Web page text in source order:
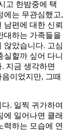
고 한밤중에 택
에는 무관심했고,
남편에 대한 신뢰
대하는 가족들을
않았습니다. 고심
할까 싶어 다니
지금 생각하면
이었지만, 그때
. 일찍 귀가하여
에 일어나면 클래
력하는 모습에 연